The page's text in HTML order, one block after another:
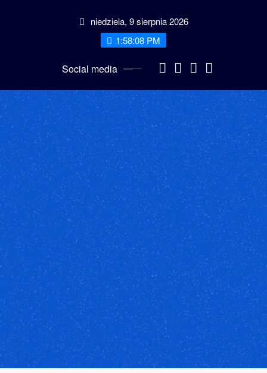
niedziela, 9 sierpnia 2026
1:58:10 PM
Social media